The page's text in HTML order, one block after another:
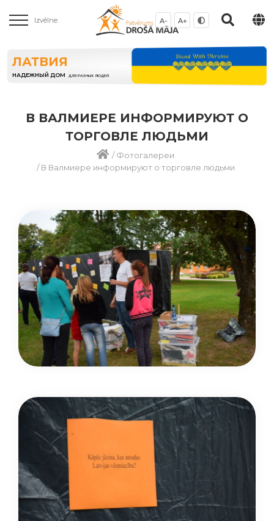
Izvēlne A- A+
ЛАТВИЯ
НАДЕЖНЫЙ ДОМ ДЛЯ РАЗНЫХ ЛЮДЕЙ
В ВАЛМИЕРЕ ИНФОРМИРУЮТ О
ТОРГОВЛЕ ЛЮДЬМИ
/Фотогалереи
/В Валмиере информируют о торговле людьми